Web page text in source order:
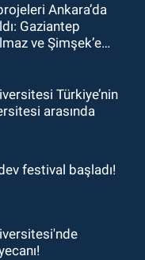
Ankara’da
Gaziantep
ve Şimşek’e
Türkiye’nin
arasında
festival başladı!